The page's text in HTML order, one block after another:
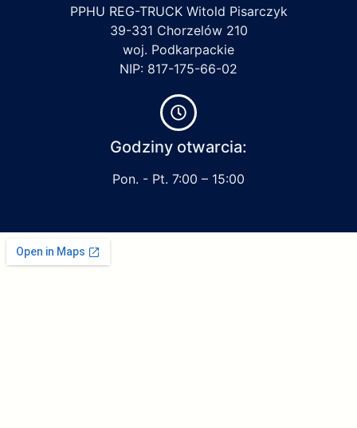
PPHU REG-TRUCK Witold Pisarczyk
39-331 Chorzelów 210
woj. Podkarpackie
NIP: 817-175-66-02
Godziny otwarcia:
Pon. - Pt. 7:00 – 15:00